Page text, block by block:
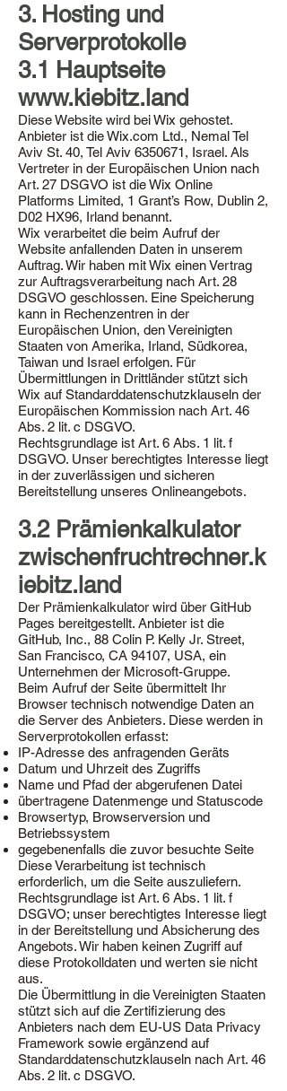
3. Hosting und
Serverprotokolle
3.1 Hauptseite
www.kiebitz.land
Diese Website wird bei Wix gehostet.
Anbieter ist die Wix.com Ltd., Nemal Tel
Aviv St. 40, Tel Aviv 6350671, Israel. Als
Vertreter in der Europäischen Union nach
Art. 27 DSGVO ist die Wix Online
Platforms Limited, 1 Grant’s Row, Dublin 2,
D02 HX96, Irland benannt.
Wix verarbeitet die beim Aufruf der
Website anfallenden Daten in unserem
Auftrag. Wir haben mit Wix einen Vertrag
zur Auftragsverarbeitung nach Art. 28
DSGVO geschlossen. Eine Speicherung
kann in Rechenzentren in der
Europäischen Union, den Vereinigten
Staaten von Amerika, Irland, Südkorea,
Taiwan und Israel erfolgen. Für
Übermittlungen in Drittländer stützt sich
Wix auf Standarddatenschutzklauseln der
Europäischen Kommission nach Art. 46
Abs. 2 lit. c DSGVO.
Rechtsgrundlage ist Art. 6 Abs. 1 lit. f
DSGVO. Unser berechtigtes Interesse liegt
in der zuverlässigen und sicheren
Bereitstellung unseres Onlineangebots.
3.2 Prämienkalkulator
zwischenfruchtrechner.k
iebitz.land
Der Prämienkalkulator wird über GitHub
Pages bereitgestellt. Anbieter ist die
GitHub, Inc., 88 Colin P. Kelly Jr. Street,
San Francisco, CA 94107, USA, ein
Unternehmen der Microsoft-Gruppe.
Beim Aufruf der Seite übermittelt Ihr
Browser technisch notwendige Daten an
die Server des Anbieters. Diese werden in
Serverprotokollen erfasst:
IP-Adresse des anfragenden Geräts
Datum und Uhrzeit des Zugriffs
Name und Pfad der abgerufenen Datei
übertragene Datenmenge und Statuscode
Browsertyp, Browserversion und
Betriebssystem
gegebenenfalls die zuvor besuchte Seite
Diese Verarbeitung ist technisch
erforderlich, um die Seite auszuliefern.
Rechtsgrundlage ist Art. 6 Abs. 1 lit. f
DSGVO; unser berechtigtes Interesse liegt
in der Bereitstellung und Absicherung des
Angebots. Wir haben keinen Zugriff auf
diese Protokolldaten und werten sie nicht
aus.
Die Übermittlung in die Vereinigten Staaten
stützt sich auf die Zertifizierung des
Anbieters nach dem EU-US Data Privacy
Framework sowie ergänzend auf
Standarddatenschutzklauseln nach Art. 46
Abs. 2 lit. c DSGVO.